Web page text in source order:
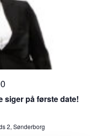
siger på første date!
2, Sønderborg